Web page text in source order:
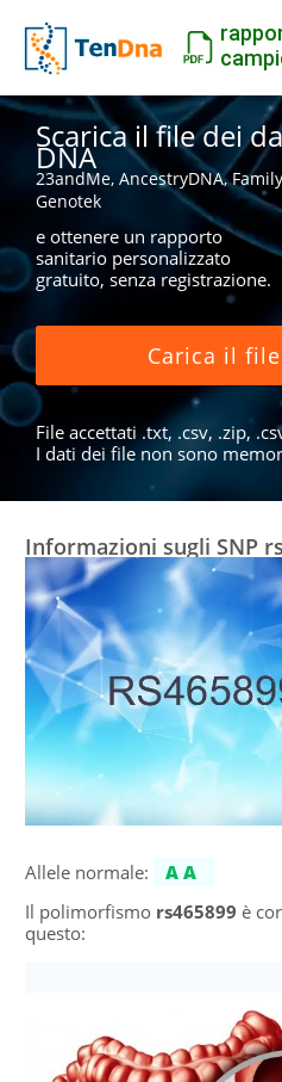
Scarica il file dei
DNA
23andMe, AncestryDNA,
Genotek
e ottenere un rapporto
sanitario personalizzato
gratuito, senza registrazione.
Carica il file
File accettati .txt, .csv, .zip,
I dati dei file non sono
Informazioni sugli SNP
Allele normale:
AA
Il polimorfismo rs465899 è
questo: